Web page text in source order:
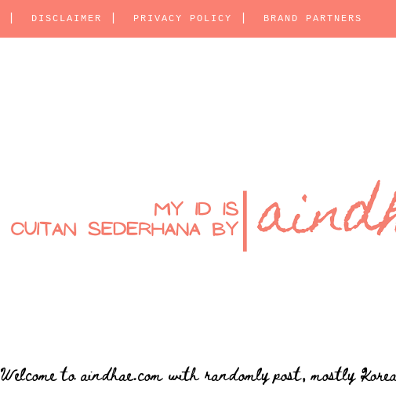
DISCLAIMER PRIVACY POLICY BRAND PARTNERS
Welcome to aindhae.com with randomly post, mostly